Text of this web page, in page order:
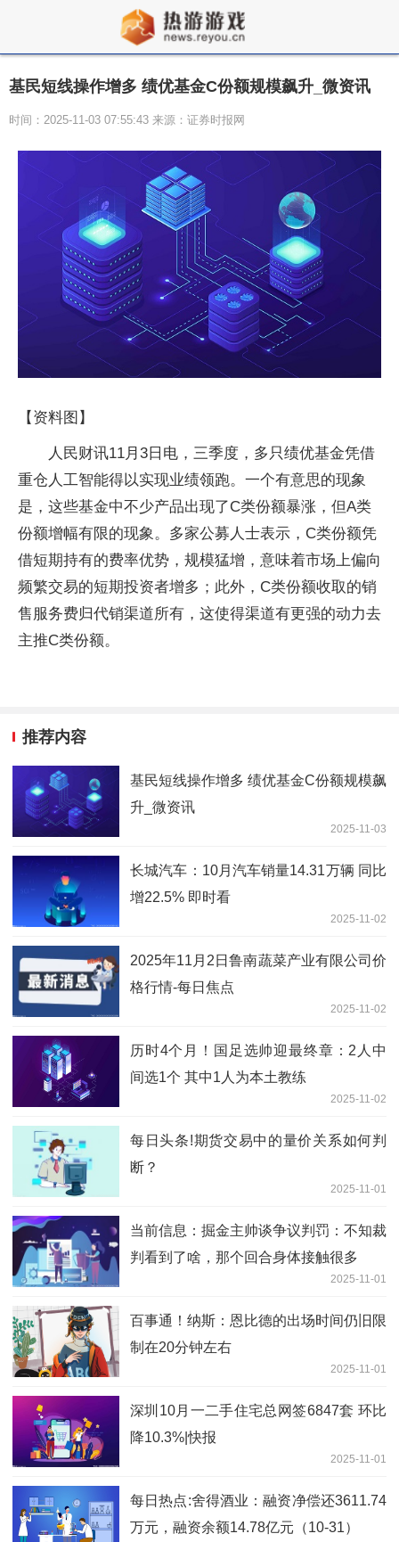
基民短线操作增多 绩优基金C份额规模飙升_微资讯
时间：2025-11-03 07:55:43 来源：证券时报网
【资料图】
人民财讯11月3日电，三季度，多只绩优基金凭借
重仓人工智能得以实现业绩领跑。一个有意思的现象
是，这些基金中不少产品出现了C类份额暴涨，但A类
份额增幅有限的现象。多家公募人士表示，C类份额凭
借短期持有的费率优势，规模猛增，意味着市场上偏向
频繁交易的短期投资者增多；此外，C类份额收取的销
售服务费归代销渠道所有，这使得渠道有更强的动力去
主推C类份额。
推荐内容
基民短线操作增多 绩优基金C份额规模飙
升_微资讯
2025-11-03
长城汽车：10月汽车销量14.31万辆 同比
增22.5% 即时看
2025-11-02
2025年11月2日鲁南蔬菜产业有限公司价
格行情-每日焦点
2025-11-02
历时4个月！国足选帅迎最终章：2人中
间选1个 其中1人为本土教练
2025-11-02
每日头条!期货交易中的量价关系如何判
断？
2025-11-01
当前信息：掘金主帅谈争议判罚：不知裁
判看到了啥，那个回合身体接触很多
2025-11-01
百事通！纳斯：恩比德的出场时间仍旧限
制在20分钟左右
2025-11-01
深圳10月一二手住宅总网签6847套 环比
降10.3%|快报
2025-11-01
每日热点:舍得酒业：融资净偿还3611.74
万元，融资余额14.78亿元（10-31）